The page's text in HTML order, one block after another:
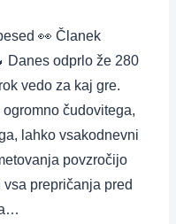
👀 Članek
Danes odprlo že 280
vedo za kaj gre.
čudovitega,
lahko vsakodnevni
povzročijo
prepričanja pred